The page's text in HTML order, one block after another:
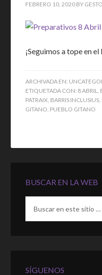
FEBRERO 10, 2020 BY
¡Seguimos a tope en
ARCHIVADA EN:
ETIQUETADA CON: 8 ABRIL,
PATRAIX, BARRIS INCLUSIUS,
GITANO, PUEBLO GITANO
BUSCAR EN LA WEB
SÍGUENOS